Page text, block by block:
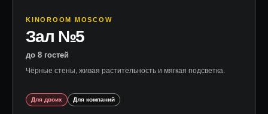
KINOROOM MOSCOW
Зал №5
до 8 гостей
Чёрные стены, живая растительность и мягкая подсветка.
Для двоих Для компаний